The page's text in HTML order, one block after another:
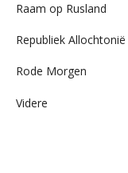
Raam op Rusland
Republiek Allochtonië
Rode Morgen
Videre